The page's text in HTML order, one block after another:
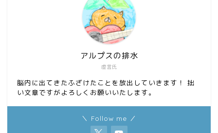
虚言氏
アルプスの排水
脳内に出てきたふざけたことを放出していきます！ 拙
い文章ですがよろしくお願いいたします。
＼ Follow me ／